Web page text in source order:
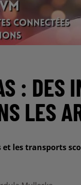
: DES
LES
et les transports